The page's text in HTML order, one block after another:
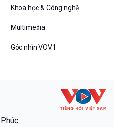
Câu chuyện thời sự
Diễn đàn chủ nhật
Khoa học & Công nghệ
Multimedia
Góc nhìn VOV1